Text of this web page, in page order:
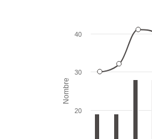
Nombre
20
30
40